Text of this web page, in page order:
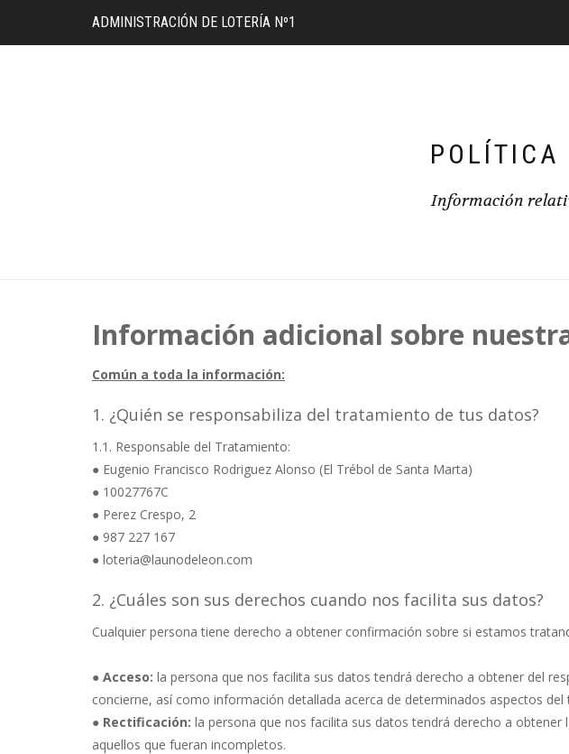
ADMINISTRACIÓN DE LOTERÍA Nº1
POLÍTICA
Información
Información adicional sobre
Común a toda la información:
1. ¿Quién se responsabiliza del tratamiento de tus datos?
1.1. Responsable del Tratamiento:
● Eugenio Francisco Rodriguez Alonso (El Trébol de Santa Marta)
● 10027767C
● Perez Crespo, 2
● 987 227 167
● loteria@launodeleon.com
2. ¿Cuáles son sus derechos cuando nos facilita sus datos?
Cualquier persona tiene derecho a obtener confirmación sobre si estamos
● Acceso: la persona que nos facilita sus datos tendrá derecho a obtener del
concierne, así como información detallada acerca de determinados aspectos
● Rectificación: la persona que nos facilita sus datos tendrá derecho a
aquellos que fueran incompletos.